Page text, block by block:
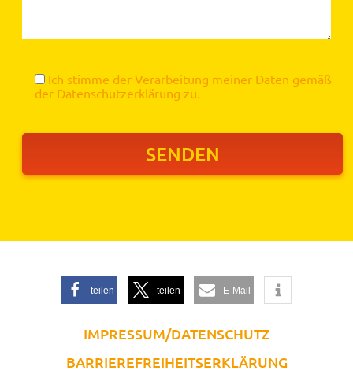
Ich stimme der Verarbeitung meiner Daten gemäß
der Datenschutzerklärung zu.
teilen teilen E-Mail
IMPRESSUM/DATENSCHUTZ
BARRIEREFREIHEITSERKLÄRUNG